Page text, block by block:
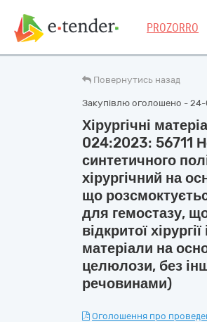
PROZORRO
Повернутись назад
Закупівлю оголошено - 24-
Хірургічні
024:2023: 56711
синтетичного
хірургічний на
що
для гемостазу,
відкритої
матеріали на
целюлози, без
речовинами)
Оголошення про